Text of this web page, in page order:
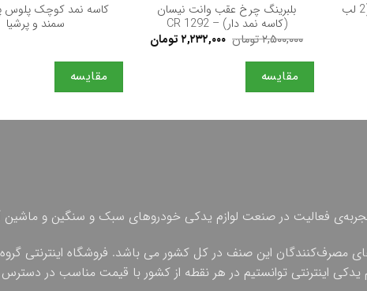
كاسه نمد كوچك شیر فرمان (2 لب بلبرینگ چرخ عقب وانت نیسان
(کاسه نمد دار) – CR 1292
۲,۵۰۰,۰۰۰تومان قیمت
اصلی
۲,۲۳۲,۰۰۰ تومان
۲,۲۳۲,۰۰۰ تومان
مقایسه
سمند و پرشيا
مقایسه
تجربه‌ی فعالیت در صنعت لوازم یدکی خودروهای سبک و سنگین و ماشین
مصرف‌کنندگان این صنف در کل کشور می باشد. فروشگاه اینترنتی گروه
یدکی اینترنتی توانستیم در هر نقطه از کشور با قیمت مناسب در